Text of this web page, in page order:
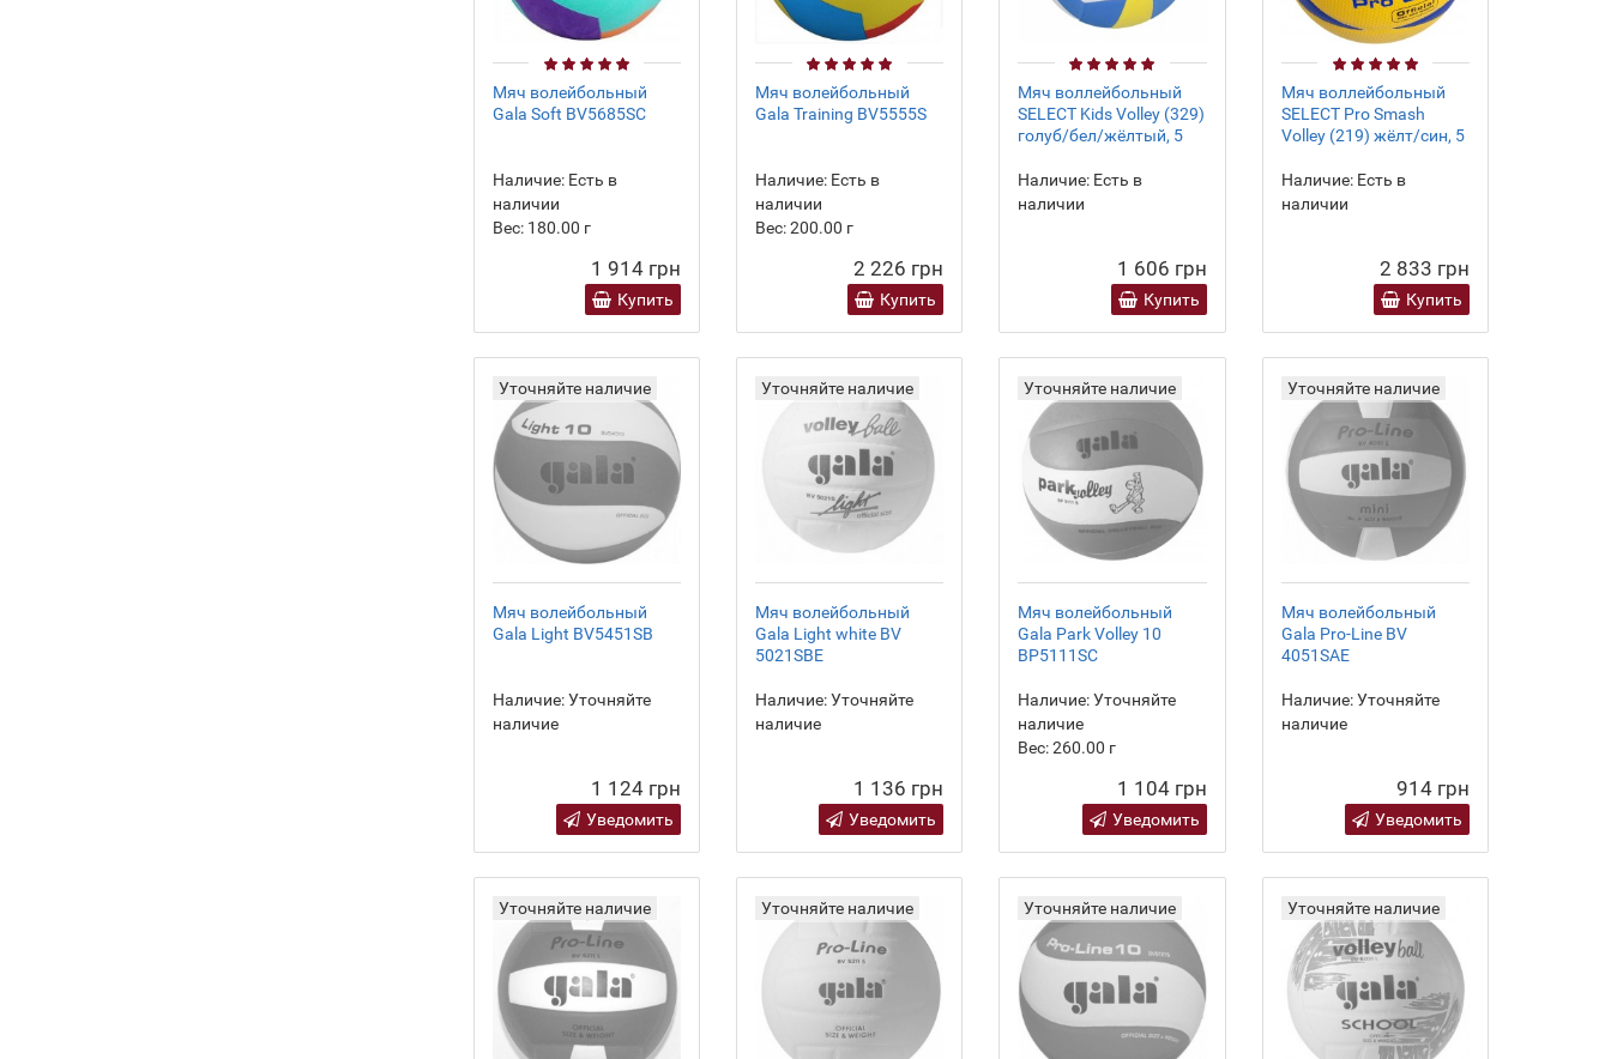
Мяч волейбольный
Gala Soft BV5685SC
Наличие:Есть в
наличии
Вес: 180.00 г
1 914 грн
Купить
Мяч волейбольный
Gala Training BV5555S
Наличие:Есть в
наличии
Вес:200.00 г
2 226 грн
Купить
Мяч воллейбольный
SELECT Kids Volley (329)
голуб/бел/жёлтый, 5
Наличие: Есть в
наличии
1 606 грн
Купить
Мяч воллейбольный
SELECT Pro Smash
Volley (219) жёлт/син, 5
Наличие:Есть в
наличии
2 833 грн
Купить
Уточняйте наличие
Мяч волейбольный
Gala Light BV5451SB
Наличие:Уточняйте
наличие
1 124 грн
Уведомить
Уточняйте наличие
Мяч волейбольный
Gala Light white BV
5021SBE
Наличие:Уточняйте
наличие
1 136 грн
Уведомить
Уточняйте наличие
Мяч волейбольный
Gala Park Volley 10
BP5111SC
Наличие:Уточняйте
наличие
Вес: 260.00 г
1 104 грн
Уведомить
Уточняйте наличие
Мяч волейбольный
Gala Pro-Line BV
4051SAE
Наличие:Уточняйте
наличие
914 грн
Уведомить
Уточняйте наличие Уточняйте наличие Уточняйте наличие Уточняйте наличие